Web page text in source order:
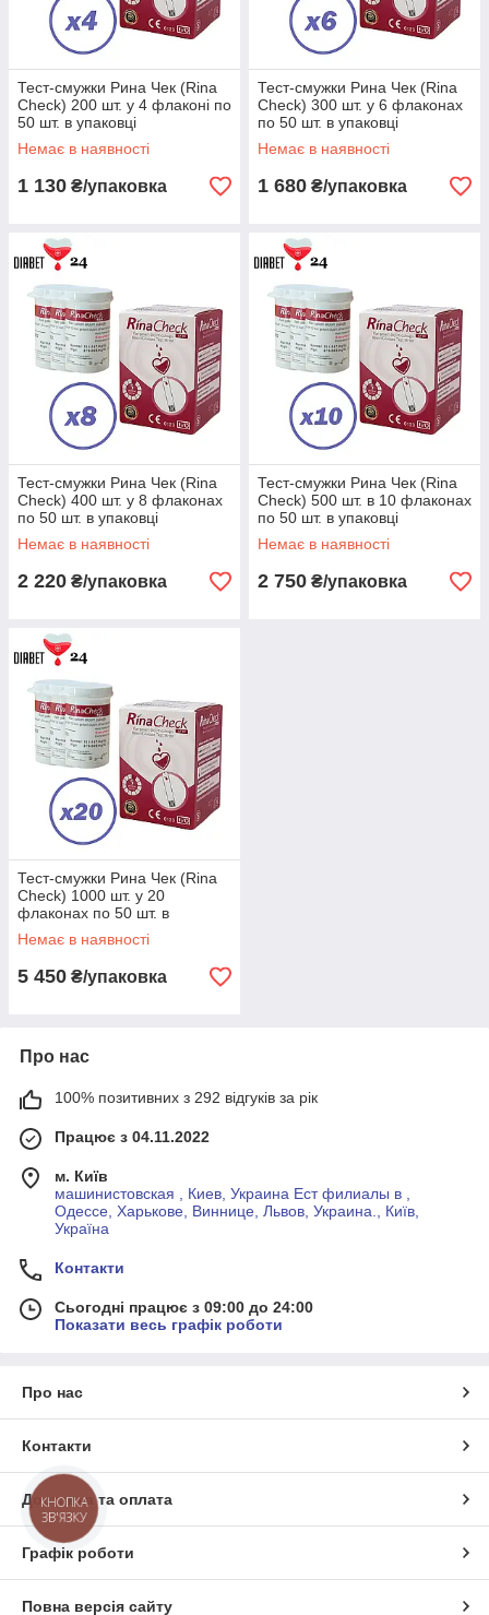
Тест-смужки Рина Чек (Rina
Check) 200 шт. у 4 флаконі по
50 шт. в упаковці
Немає в наявності
1 130 ₴/упаковка
Тест-смужки Рина Чек (Rina
Check) 300 шт. у 6 флаконах
по 50 шт. в упаковці
Немає в наявності
1 680 ₴/упаковка
Тест-смужки Рина Чек (Rina
Check) 400 шт. у 8 флаконах
по 50 шт. в упаковці
Немає в наявності
2 220 ₴/упаковка
Тест-смужки Рина Чек (Rina
Check) 500 шт. в 10 флаконах
по 50 шт. в упаковці
Немає в наявності
2 750 ₴/упаковка
Тест-смужки Рина Чек (Rina
Check) 1000 шт. у 20
флаконах по 50 шт. в
упаковці
Немає в наявності
5 450 ₴/упаковка
Про нас
100% позитивних з 292 відгуків за рік
Працює з 04.11.2022
м. Київ
машинистовская , Киев, Украина Ест филиалы в ,
Одессе, Харькове, Виннице, Львов, Украина., Київ,
Україна
Контакти
Сьогодні працює з 09:00 до 24:00
Показати весь графік роботи
Про нас
Контакти
Доставка та оплата
Графік роботи
Повна версія сайту
КНОПКА
ЗВ'ЯЗКУ